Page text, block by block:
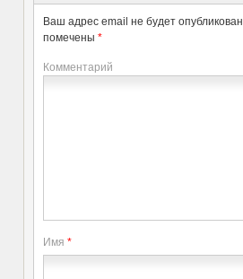
Ваш адрес email не будет опубликован.
помечены *
Комментарий
Имя *